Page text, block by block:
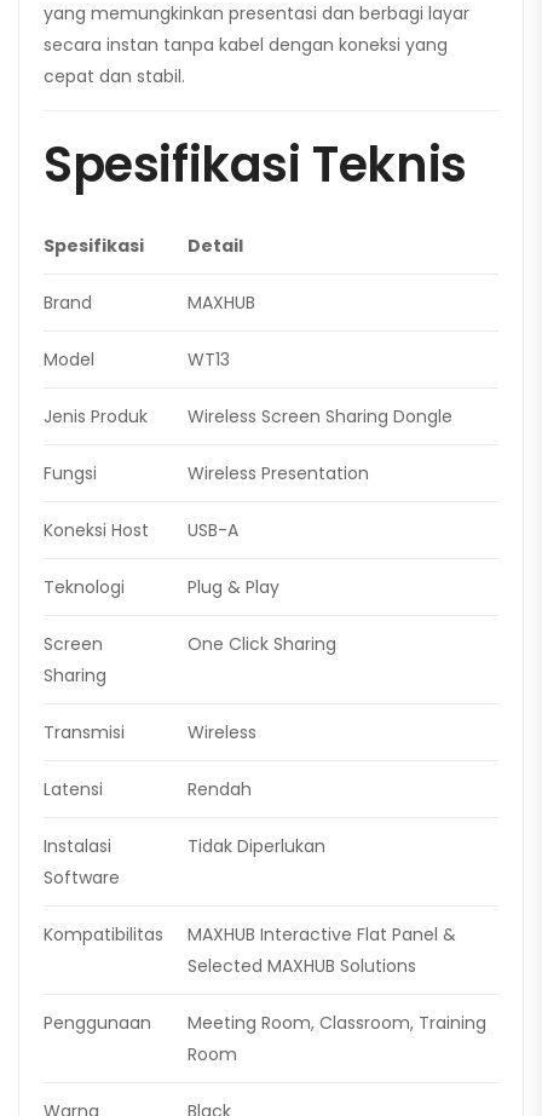
yang memungkinkan presentasi dan berbagi layar
secara instan tanpa kabel dengan koneksi yang
cepat dan stabil.
Spesifikasi Teknis
Spesifikasi Detail
Brand MAXHUB
Model WT13
Jenis Produk Wireless Screen Sharing Dongle
Fungsi Wireless Presentation
Koneksi Host USB-A
Teknologi Plug & Play
Screen
Sharing
One Click Sharing
Transmisi Wireless
Latensi Rendah
Instalasi
Software
Tidak Diperlukan
Kompatibilitas
MAXHUB Interactive Flat Panel &
Selected MAXHUB Solutions
Penggunaan
Meeting Room, Classroom, Training
Room